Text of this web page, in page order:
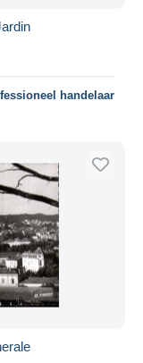
handelaar